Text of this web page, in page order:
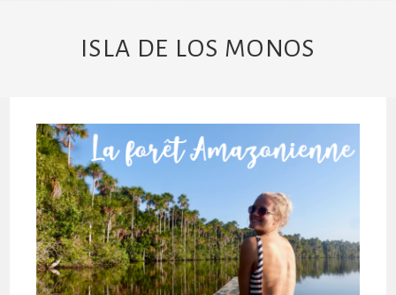
ISLA DE LOS MONOS